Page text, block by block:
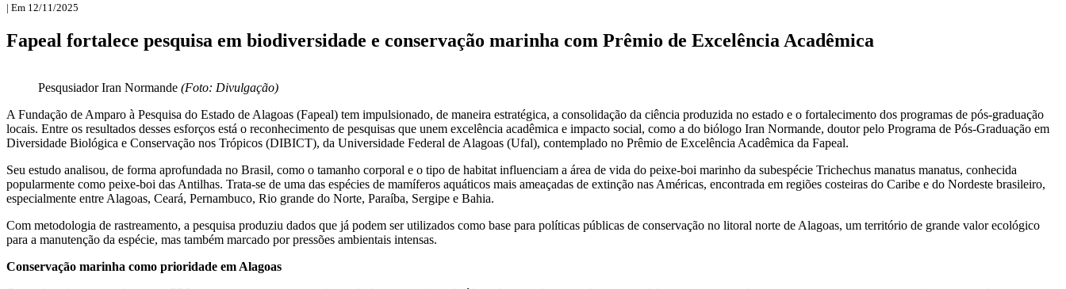
| Em 12/11/2025
Fapeal fortalece pesquisa em biodiversidade e conservação marinha com Prêmio de Excelência Acadêmica
Pesqusiador Iran Normande (Foto: Divulgação)
A Fundação de Amparo à Pesquisa do Estado de Alagoas (Fapeal) tem impulsionado, de maneira estratégica, a consolidação da ciência produzida no estado e o fortalecimento dos programas de pós-graduação
locais. Entre os resultados desses esforços está o reconhecimento de pesquisas que unem excelência acadêmica e impacto social, como a do biólogo Iran Normande, doutor pelo Programa de Pós-Graduação em
Diversidade Biológica e Conservação nos Trópicos (DIBICT), da Universidade Federal de Alagoas (Ufal), contemplado no Prêmio de Excelência Acadêmica da Fapeal.
Seu estudo analisou, de forma aprofundada no Brasil, como o tamanho corporal e o tipo de habitat influenciam a área de vida do peixe-boi marinho da subespécie Trichechus manatus manatus, conhecida
popularmente como peixe-boi das Antilhas. Trata-se de uma das espécies de mamíferos aquáticos mais ameaçadas de extinção nas Américas, encontrada em regiões costeiras do Caribe e do Nordeste brasileiro,
especialmente entre Alagoas, Ceará, Pernambuco, Rio grande do Norte, Paraíba, Sergipe e Bahia.
Com metodologia de rastreamento, a pesquisa produziu dados que já podem ser utilizados como base para políticas públicas de conservação no litoral norte de Alagoas, um território de grande valor ecológico
para a manutenção da espécie, mas também marcado por pressões ambientais intensas.
Conservação marinha como prioridade em Alagoas